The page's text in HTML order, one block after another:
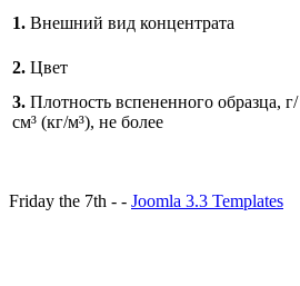
1. Внешний вид концентрата
2. Цвет
3. Плотность вспененного образца, г/
см³ (кг/м³), не более
Friday the 7th - - Joomla 3.3 Templates